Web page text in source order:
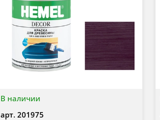
В наличии
арт.201975